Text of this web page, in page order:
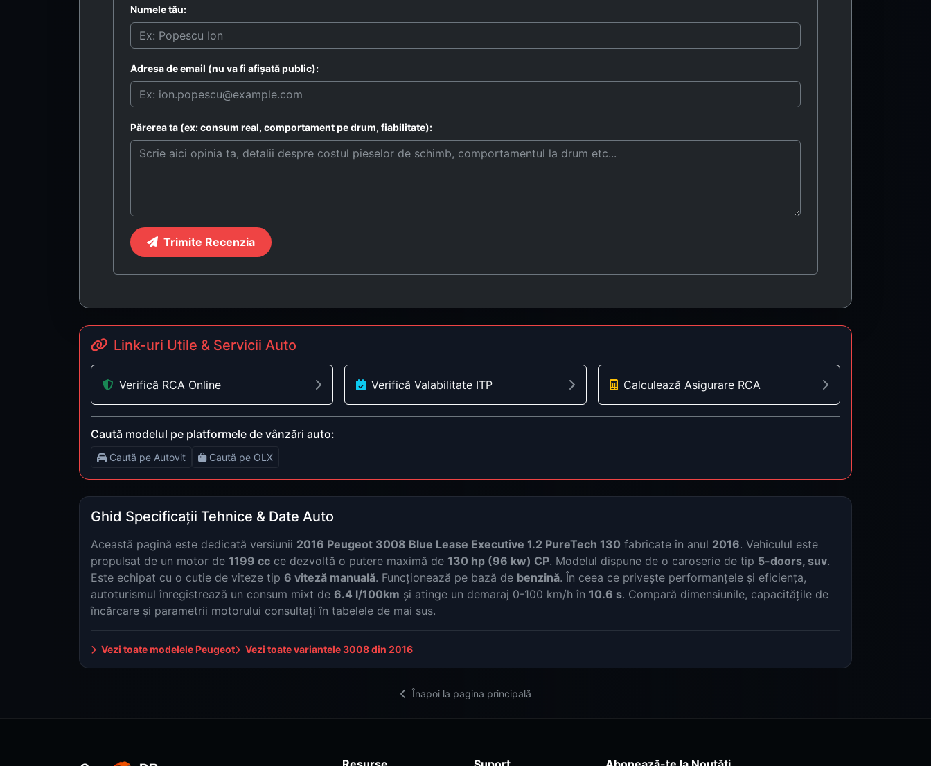
Numele tău:
Adresa de email (nu va fi afișată public):
Părerea ta (ex: consum real, comportament pe drum, fiabilitate):
Trimite Recenzia
Link-uri Utile & Servicii Auto
Verifică RCA Online Verifică Valabilitate ITP Calculează Asigurare RCA
Caută modelul pe platformele de vânzări auto:
Caută pe Autovit Caută pe OLX
Ghid Specificații Tehnice & Date Auto
Această pagină este dedicată versiunii 2016 Peugeot 3008 Blue Lease Executive 1.2 PureTech 130 fabricate în anul 2016. Vehiculul este
propulsat de un motor de 1199 cc ce dezvoltă o putere maximă de 130 hp (96 kw) CP. Modelul dispune de o caroserie de tip 5-doors, suv.
Este echipat cu o cutie de viteze tip 6 viteză manuală. Funcționează pe bază de benzină. În ceea ce privește performanțele și eficiența,
autoturismul înregistrează un consum mixt de 6.4 l/100km și atinge un demaraj 0-100 km/h în 10.6 s. Compară dimensiunile, capacitățile de
încărcare și parametrii motorului consultați în tabelele de mai sus.
Vezi toate modelele Peugeot Vezi toate variantele 3008 din 2016
Înapoi la pagina principală